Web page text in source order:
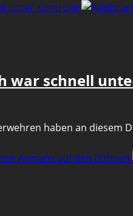
unter Kontrolle
war schnell
haben an diesem
Aymans auf den Bühnen